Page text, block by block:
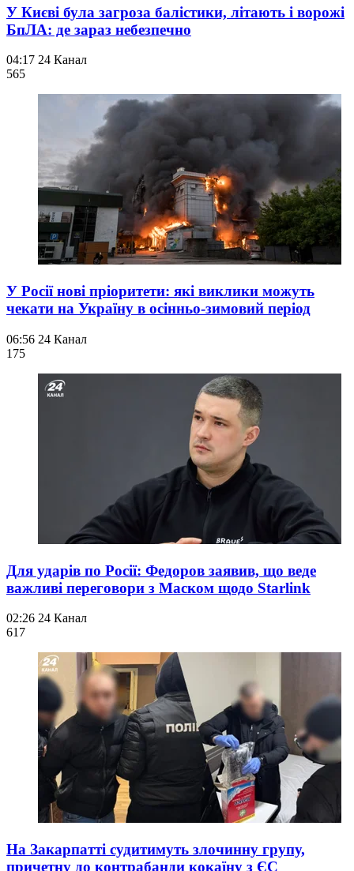
У Києві була загроза балістики, літають і ворожі
БпЛА: де зараз небезпечно
04:17 24 Канал
565
У Росії нові пріоритети: які виклики можуть
чекати на Україну в осінньо-зимовий період
06:56 24 Канал
175
Для ударів по Росії: Федоров заявив, що веде
важливі переговори з Маском щодо Starlink
02:26 24 Канал
617
На Закарпатті судитимуть злочинну групу,
причетну до контрабанди кокаїну з ЄС